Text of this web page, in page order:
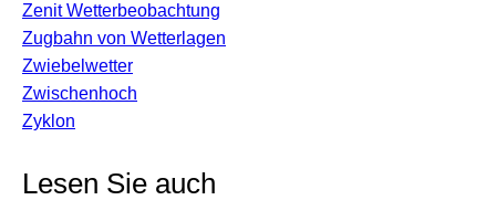
Zenit Wetterbeobachtung
Zugbahn von Wetterlagen
Zwiebelwetter
Zwischenhoch
Zyklon
Lesen Sie auch